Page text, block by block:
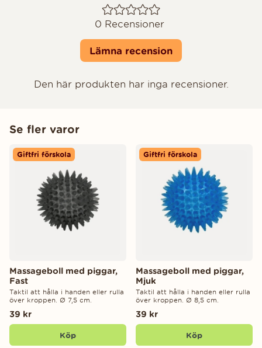
0 Recensioner
Lämna recension
Den här produkten har inga recensioner.
Se fler varor
Giftfri förskola
Massageboll med piggar,
Fast
Taktil att hålla i handen eller rulla
över kroppen. Ø 7,5 cm.
39 kr
Köp
Giftfri förskola
Massageboll med piggar,
Mjuk
Taktil att hålla i handen eller rulla
över kroppen. Ø 8,5 cm.
39 kr
Köp